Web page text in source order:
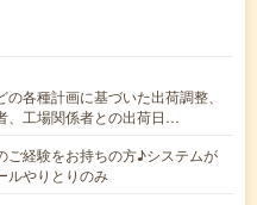
各種計画に基づいた出荷調整、
、工場関係者との出荷日…
ご経験をお持ちの方♪システムが
ルやりとりのみ